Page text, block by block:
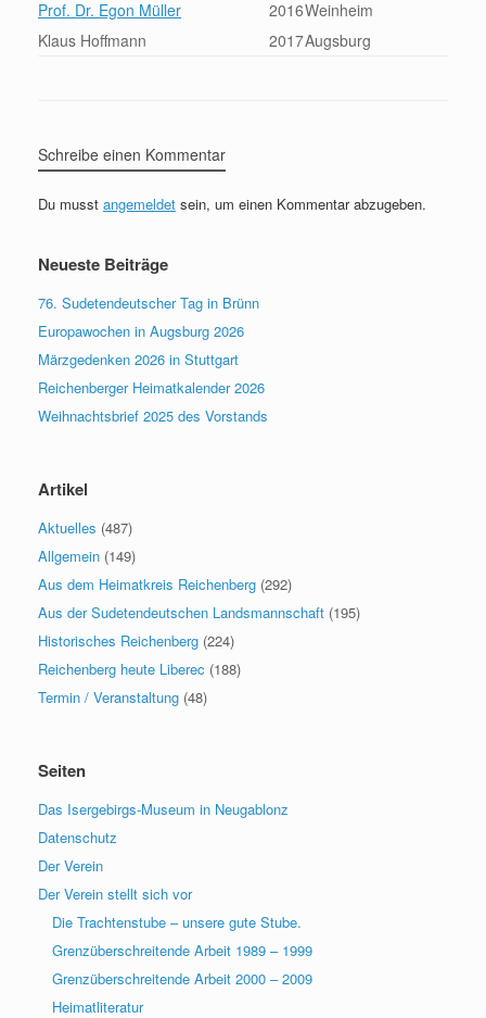
Prof. Dr. Egon Müller 2016Weinheim
Klaus Hoffmann
2017Augsburg
Schreibe einen Kommentar
Du musst angemeldet sein, um einen Kommentar abzugeben.
Neueste Beiträge
76. Sudetendeutscher Tag in Brünn
Europawochen in Augsburg 2026
Märzgedenken 2026 in Stuttgart
Reichenberger Heimatkalender 2026
Weihnachtsbrief 2025 des Vorstands
Artikel
Aktuelles (487)
Allgemein (149)
Aus dem Heimatkreis Reichenberg (292)
Aus der Sudetendeutschen Landsmannschaft (195)
Historisches Reichenberg (224)
Reichenberg heute Liberec (188)
Termin / Veranstaltung (48)
Seiten
Das Isergebirgs-Museum in Neugablonz
Datenschutz
Der Verein
Der Verein stellt sich vor
Die Trachtenstube – unsere gute Stube.
Grenzüberschreitende Arbeit 1989 – 1999
Grenzüberschreitende Arbeit 2000 – 2009
Heimatliteratur